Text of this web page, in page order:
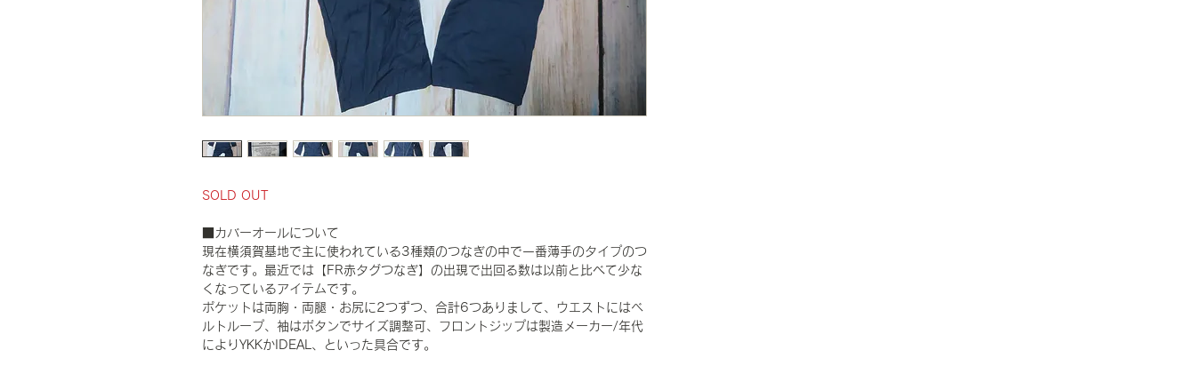
SOLD OUT
■カバーオールについて
現在横須賀基地で主に使われている3種類のつなぎの中で一番薄手のタイプのつ
なぎです。最近では【FR赤タグつなぎ】の出現で出回る数は以前と比べて少な
くなっているアイテムです。
ポケットは両胸・両腿・お尻に2つずつ、合計6つありまして、ウエストにはベ
ルトループ、袖はボタンでサイズ調整可、フロントジップは製造メーカー/年代
によりYKKかIDEAL、といった具合です。